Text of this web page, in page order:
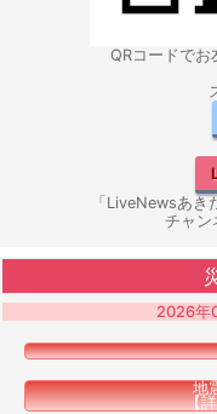
QRコードでお
「LiveNewsあ
チャン
2026年
地
【